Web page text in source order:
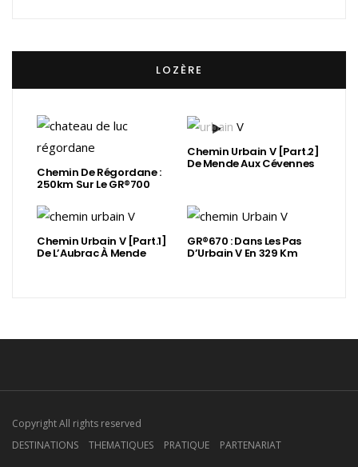
LOZÈRE
Chemin De Régordane :
250km Sur Le GR®700
Chemin Urbain V [Part.2]
De Mende Aux Cévennes
Chemin Urbain V [Part.1]
De L’Aubrac À Mende
GR®670 : Dans Les Pas
D’Urbain V En 329 Km
Copyright All rights reserved
DESTINATIONS
THEMATIQUES PRATIQUE PARTENARIAT